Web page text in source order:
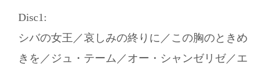
Disc1:
シバの女王／哀しみの終りに／この胸のときめ
きを／ジュ・テーム／オー・シャンゼリゼ／エ